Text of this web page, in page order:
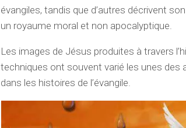
évangiles, tandis que d’autres décrivent
un royaume moral et non apocalyptique.
Les images de Jésus produites à travers
techniques ont souvent varié les unes des
dans les histoires de l’évangile.